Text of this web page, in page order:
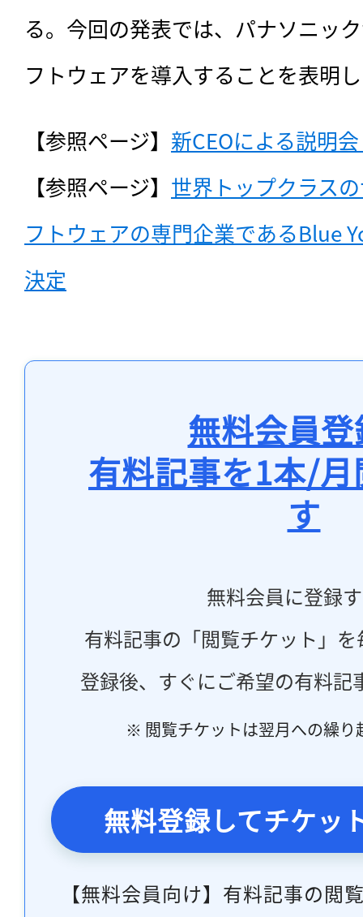
る。今回の発表では、パナソニッ
フトウェアを導入することを表明
【参照ページ】 新CEOによる説明
【参照ページ】 世界トップクラス
フトウェアの専門企業であるBlue
決定
無料会員
有料記事を1本/
す
無料会員に登録
有料記事の「閲覧チケット」
登録後、すぐにご希望の有料記
※ 閲覧チケットは翌月への繰り
無料登録してチケッ
【無料会員向け】有料記事の閲